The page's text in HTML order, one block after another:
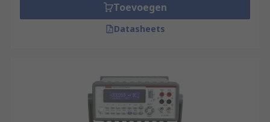
Toevoegen
Datasheets